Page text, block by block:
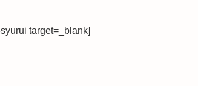
target=_blank]